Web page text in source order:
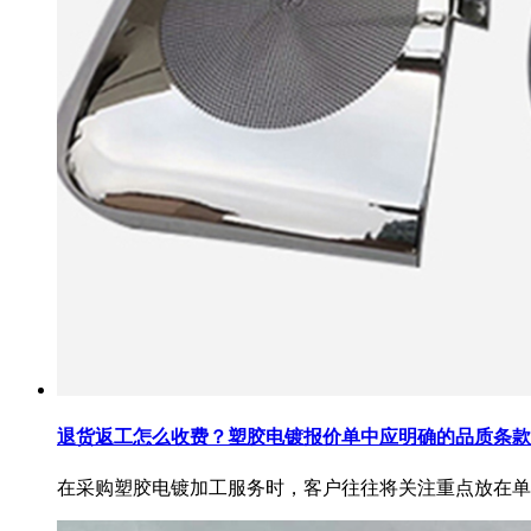
退货返工怎么收费？塑胶电镀报价单中应明确的品质条款
在采购塑胶电镀加工服务时，客户往往将关注重点放在